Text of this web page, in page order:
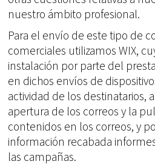
nuestro ámbito profesional.
Para el envío de este tipo de
comerciales utilizamos WIX,
instalación por parte del
en dichos envíos de
actividad de los destinatarios,
apertura de los correos y la
contenidos en los correos, y
información recabada
las campañas.